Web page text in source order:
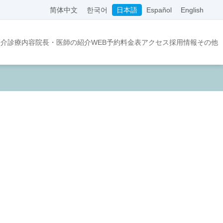
简体中文 한국어 日本語 Español English
診療内容院長・医師の紹介WEB予約料金表アクセス採用情報その他